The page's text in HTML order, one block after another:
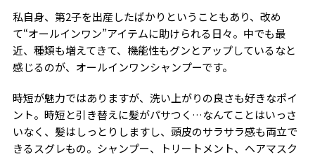
私自身、第2子を出産したばかりということもあり、改め
て“オールインワン”アイテムに助けられる日々。中でも最
近、種類も増えてきて、機能性もグンとアップしているなと
感じるのが、オールインワンシャンプーです。
時短が魅力ではありますが、洗い上がりの良さも好きなポイ
ント。時短と引き替えに髪がパサつく…なんてことはいっさ
いなく、髪はしっとりしますし、頭皮のサラサラ感も両立で
きるスグレもの。シャンプー、トリートメント、ヘアマスク